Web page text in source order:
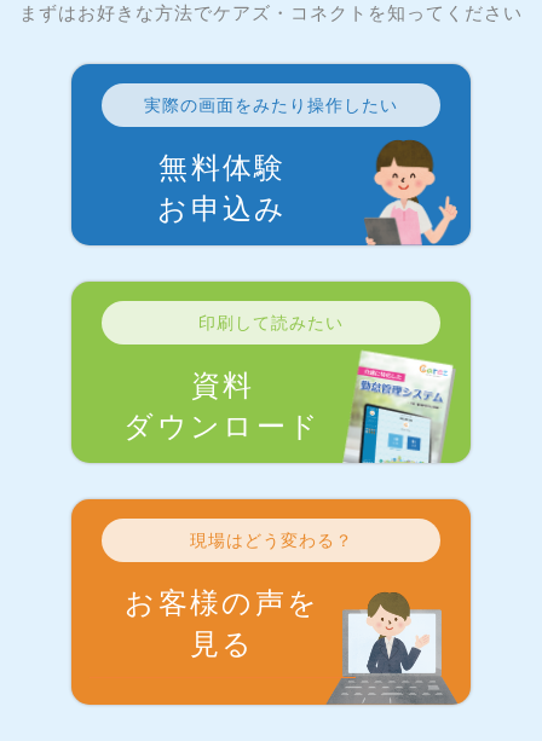
まずはお好きな方法でケアズ・コネクトを知ってください
実際の画面をみたり操作したい
無料体験
お申込み
印刷して読みたい
資料
ダウンロード
現場はどう変わる？
お客様の声を
見る